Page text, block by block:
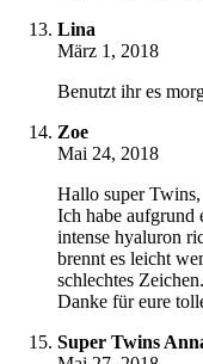
Lina
März 1, 2018
Benutzt ihr es
Zoe
Mai 24, 2018
Hallo super Twins,
Ich habe aufgrund
intense hyaluron
brennt es leicht
schlechtes Zeichen.
Danke für eure
Super Twins